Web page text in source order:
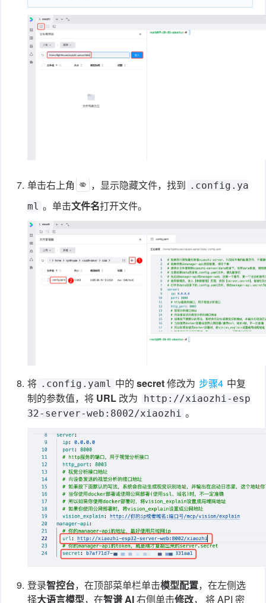
7. 单击右上角 ，显示隐藏文件，找到 .config.ya
ml 。单击文件名打开文件。
8. 将 .config.yaml 中的secret修改为 步骤4 中复
制的参数值，将 URL 改为
http://xiaozhi-esp
32-server-web:8002/xiaozhi 。
9. 登录智控台，在顶部菜单栏单击模型配置，在左侧选
择大语言模型，在智谱 AI右侧单击修改， 将 API 密